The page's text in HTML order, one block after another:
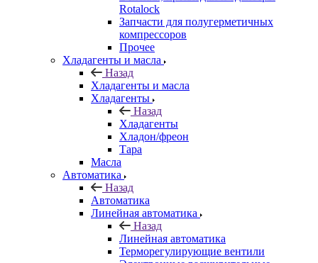
Rotalock
Запчасти для полугерметичных
компрессоров
Прочее
Хладагенты и масла
Назад
Хладагенты и масла
Хладагенты
Назад
Хладагенты
Хладон/фреон
Тара
Масла
Автоматика
Назад
Автоматика
Линейная автоматика
Назад
Линейная автоматика
Терморегулирующие вентили